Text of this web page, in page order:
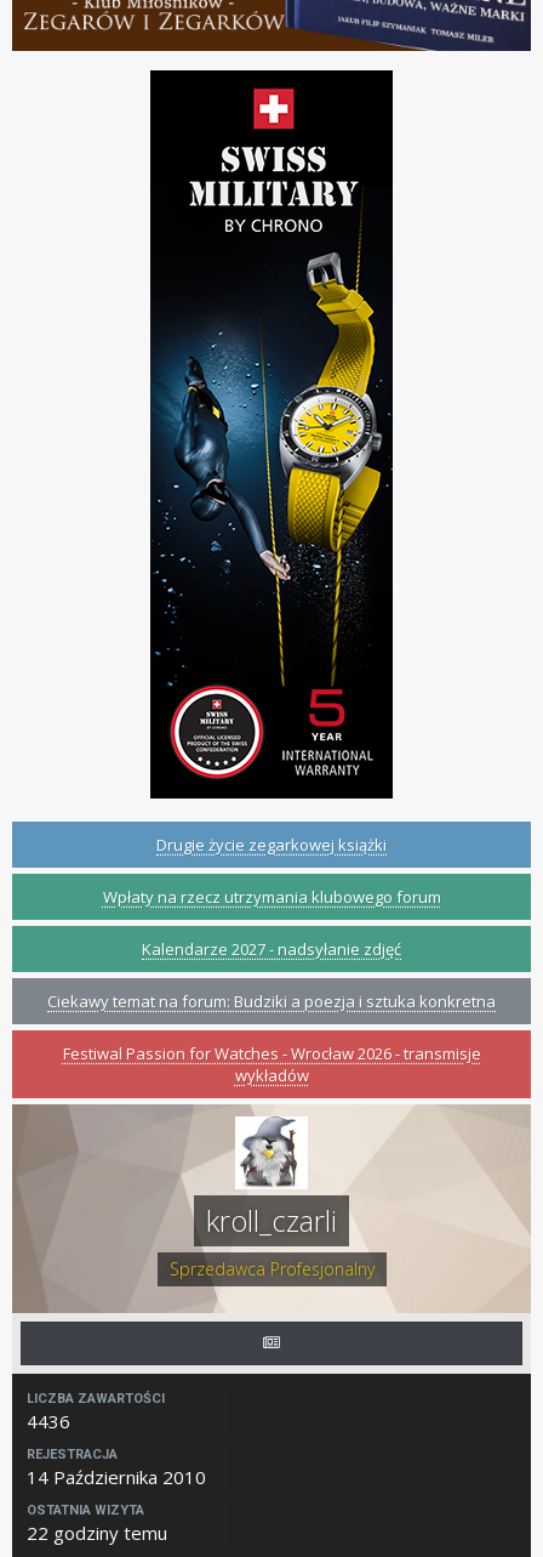
Drugie życie zegarkowej książki
Wpłaty na rzecz utrzymania klubowego forum
Kalendarze 2027 - nadsyłanie zdjęć
Ciekawy temat na forum: Budziki a poezja i sztuka konkretna
Festiwal Passion for Watches - Wrocław 2026 - transmisje
wykładów
kroll_czarli
Sprzedawca Profesjonalny
LICZBA ZAWARTOŚCI
4436
REJESTRACJA
14 Października 2010
OSTATNIA WIZYTA
22 godziny temu